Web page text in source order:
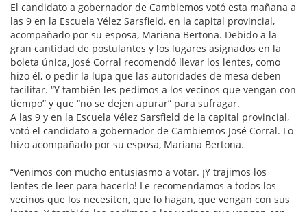
El candidato a gobernador de Cambiemos votó esta mañana a
las 9 en la Escuela Vélez Sarsfield, en la capital provincial,
acompañado por su esposa, Mariana Bertona. Debido a la
gran cantidad de postulantes y los lugares asignados en la
boleta única, José Corral recomendó llevar los lentes, como
hizo él, o pedir la lupa que las autoridades de mesa deben
facilitar. “Y también les pedimos a los vecinos que vengan con
tiempo” y que “no se dejen apurar” para sufragar.
A las 9 y en la Escuela Vélez Sarsfield de la capital provincial,
votó el candidato a gobernador de Cambiemos José Corral. Lo
hizo acompañado por su esposa, Mariana Bertona.
“Venimos con mucho entusiasmo a votar. ¡Y trajimos los
lentes de leer para hacerlo! Le recomendamos a todos los
vecinos que los necesiten, que lo hagan, que vengan con sus